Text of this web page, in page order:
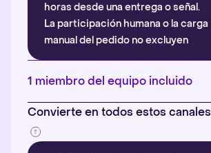
horas desde una entrega o señal.
La participación humana o la carga
manual del pedido no excluyen
automáticamente la atribución.
Más información
1 miembro del equipo incluido
Convierte en todos estos canales